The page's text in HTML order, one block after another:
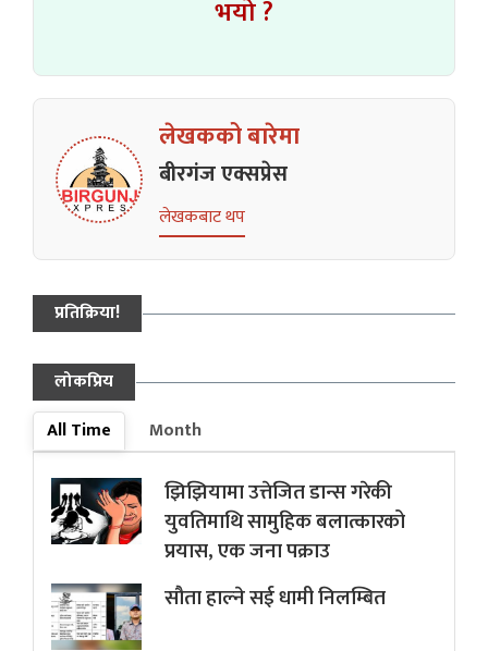
भयो ?
लेखकको बारेमा
बीरगंज एक्सप्रेस
लेखकबाट थप
प्रतिक्रिया!
लोकप्रिय
All Time
Month
झिझियामा उत्तेजित डान्स गरेकी
युवतिमाथि सामुहिक बलात्कारको
प्रयास, एक जना पक्राउ
सौता हाल्ने सई धामी निलम्बित